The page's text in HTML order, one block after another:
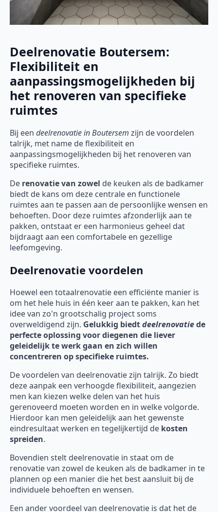
Deelrenovatie Boutersem:
Flexibiliteit en
aanpassingsmogelijkheden bij
het renoveren van specifieke
ruimtes
Bij een deelrenovatiein Boutersem zijn de voordelen
talrijk, met name de flexibiliteit en
aanpassingsmogelijkheden bij het renoveren van
specifieke ruimtes.
De renovatie van zowel de keuken als de badkamer
biedt de kans om deze centrale en functionele
ruimtes aan te passen aan de persoonlijke wensen en
behoeften. Door deze ruimtes afzonderlijk aan te
pakken, ontstaat er een harmonieus geheel dat
bijdraagt aan een comfortabele en gezellige
leefomgeving.
Deelrenovatie voordelen
Hoewel een totaalrenovatie een efficiënte manier is
om het hele huis in één keer aan te pakken, kan het
idee van zo'n grootschalig project soms
overweldigend zijn. Gelukkig biedtdeelrenovatiede
perfecte oplossing voor diegenen die liever
geleidelijk te werk gaan en zich willen
concentreren op specifieke ruimtes.
De voordelen van deelrenovatie zijn talrijk. Zo biedt
deze aanpak een verhoogde flexibiliteit, aangezien
men kan kiezen welke delen van het huis
gerenoveerd moeten worden en in welke volgorde.
Hierdoor kan men geleidelijk aan het gewenste
eindresultaat werken en tegelijkertijd de kosten
spreiden.
Bovendien stelt deelrenovatie in staat om de
renovatie van zowel de keuken als de badkamer in te
plannen op een manier die het best aansluit bij de
individuele behoeften en wensen.
Een ander voordeel van deelrenovatie is dat het de